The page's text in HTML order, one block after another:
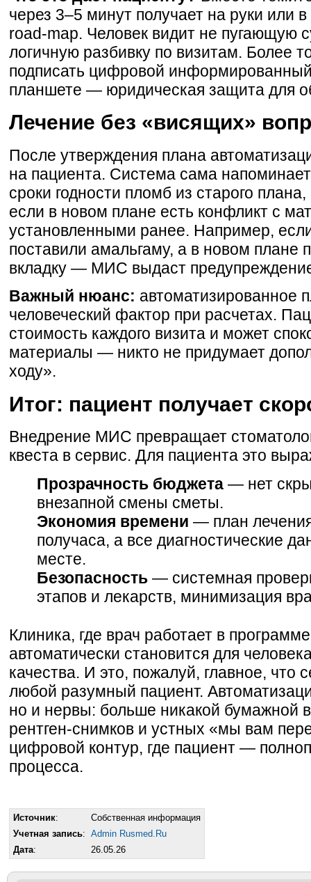
через 3–5 минут получает на руки или
road‑map. Человек видит не пугающую
логичную разбивку по визитам. Более
подписать цифровой
планшете — юридическая защита для
Лечение без «висящих»
После утверждения плана
на пациента. Система сама
сроки годности пломб из старого
если в новом плане есть конфликт с
установленными ранее. Например,
поставили амальгаму, а в новом плане
вкладку — МИС выдаст
Важный нюанс: автоматизированное
человеческий фактор при расчетах.
стоимость каждого визита и может
материалы — никто не придумает
ходу».
Итог: пациент получает
Внедрение МИС превращает
квеста в сервис. Для пациента это
Прозрачность бюджета — нет
внезапной смены сметы.
Экономия времени — план
получаса, а все диагностические
месте.
Безопасность — системная
этапов и лекарств, минимизация
Клиника, где врач работает в
автоматически становится для
качества. И это, пожалуй, главное, что
любой разумный пациент.
но и нервы: больше никакой бумажной
рентген-снимков и устных «мы вам
цифровой контур, где пациент —
процесса.
Источник:
Собственная информация
Учетная запись: Admin Rusmed.Ru
Дата: 26.05.26